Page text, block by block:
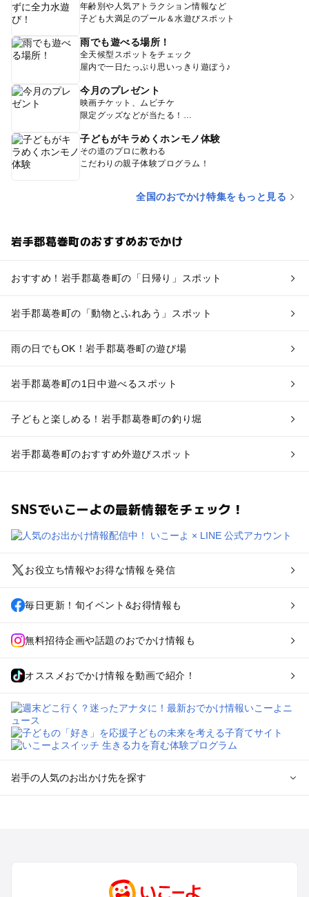
年齢別や人気アトラクション情報など
子ども大満足のプール＆水遊びスポット
雨でも遊べる場所！
全天候型スポットをチェック
屋内で一日たっぷり思いっきり遊ぼう♪
今月のプレゼント
映画チケット、ムビチケ
限定グッズなどが当たる！
子どもがキラめくホンモノ体験
その道のプロに教わる
こだわりの親子体験プログラム！
全国のおでかけ特集をもっと見る
岩手郡葛巻町のおすすめおでかけ
おすすめ！岩手郡葛巻町の「日帰り」スポット
岩手郡葛巻町の「動物とふれあう」スポット
雨の日でもOK！岩手郡葛巻町の遊び場
岩手郡葛巻町の1日中遊べるスポット
子どもと楽しめる！岩手郡葛巻町の釣り堀
岩手郡葛巻町のおすすめ外遊びスポット
SNSでいこーよの最新情報をチェック！
お役立ち情報やお得な情報を発信
毎日更新！旬イベント&お得情報も
無料招待企画や話題のおでかけ情報も
オススメおでかけ情報を動画で紹介！
岩手の人気のお出かけ先を探す
安比・八幡平・二戸のプールお出かけ